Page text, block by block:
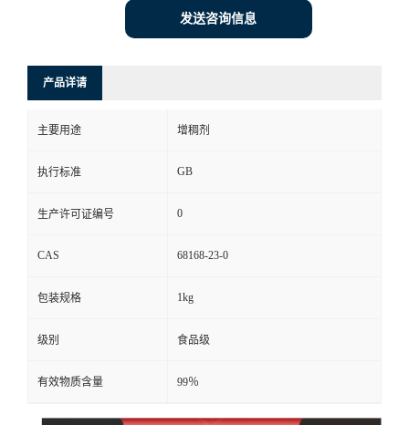
发送咨询信息
产品详请
主要用途 增稠剂
执行标准 GB
生产许可证编号 0
CAS 68168-23-0
包装规格 1kg
级别 食品级
有效物质含量 99％